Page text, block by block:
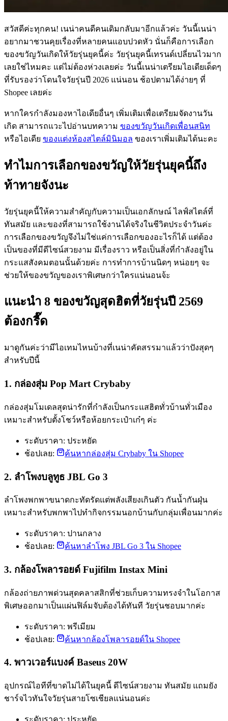
สวัสดีค่ะทุกคน! เนน่าคนดีคนเดิมกลับมาอีกแล้วค่ะ วันนี้เนน่า
อยากมาชวนคุยเรื่องที่หลายคนแอบปวดหัว นั่นก็คือการเลือก
ของขวัญวันเกิดให้วัยรุ่นยุคนี้ค่ะ วัยรุ่นยุคนี้เทรนด์เปลี่ยนไวมาก
เลยใช่ไหมคะ แต่ไม่ต้องห่วงเลยค่ะ วันนี้เนน่าเตรียมไอเดียเด็ดๆ
ที่รับรองว่าโดนใจวัยรุ่นปี 2026 แน่นอน ช้อปตามได้ง่ายๆ ที่
Shopee เลยค่ะ
หากใครกำลังมองหาไอเดียอื่นๆ เพิ่มเติมเพื่อเตรียมจัดงานวัน
เกิด สามารถแวะไปอ่านบทความ ของขวัญวันเกิดเพื่อนสนิท
หรือไอเดีย ของแต่งห้องสไตล์มินิมอล ของเราเพิ่มเติมได้นะคะ
ทำไมการเลือกของขวัญให้วัยรุ่นยุคนี้ถึง
ท้าทายจังนะ
วัยรุ่นยุคนี้ให้ความสำคัญกับความเป็นเอกลักษณ์ ไลฟ์สไตล์ที่
ทันสมัย และของที่สามารถใช้งานได้จริงในชีวิตประจำวันค่ะ
การเลือกของขวัญจึงไม่ใช่แค่การเลือกของอะไรก็ได้ แต่ต้อง
เป็นของที่มีดีไซน์สวยงาม มีเรื่องราว หรือเป็นสิ่งที่กำลังอยู่ใน
กระแสสังคมตอนนั้นด้วยค่ะ การทำการบ้านนิดๆ หน่อยๆ จะ
ช่วยให้ของขวัญของเราพิเศษกว่าใครแน่นอนจ้ะ
แนะนำ 8 ของขวัญสุดฮิตที่วัยรุ่นปี 2569
ต้องกรี๊ด
มาดูกันค่ะว่ามีไอเทมไหนบ้างที่เนน่าคัดสรรมาแล้วว่าปังสุดๆ
สำหรับปีนี้
1. กล่องสุ่ม Pop Mart Crybaby
กล่องสุ่มโมเดลสุดน่ารักที่กำลังเป็นกระแสฮิตทั่วบ้านทั่วเมือง
เหมาะสำหรับตั้งโชว์หรือห้อยกระเป๋าเก๋ๆ ค่ะ
ระดับราคา: ประหยัด
ช้อปเลย:
ค้นหากล่องสุ่ม Crybaby ใน Shopee
2. ลำโพงบลูทูธ JBL Go 3
ลำโพงพกพาขนาดกะทัดรัดแต่พลังเสียงเกินตัว กันน้ำกันฝุ่น
เหมาะสำหรับพกพาไปทำกิจกรรมนอกบ้านกับกลุ่มเพื่อนมากค่ะ
ระดับราคา: ปานกลาง
ช้อปเลย:
ค้นหาลำโพง JBL Go 3 ใน Shopee
3. กล้องโพลารอยด์ Fujifilm Instax Mini
กล้องถ่ายภาพด่วนสุดคลาสสิกที่ช่วยเก็บความทรงจำในโอกาส
พิเศษออกมาเป็นแผ่นฟิล์มจับต้องได้ทันที วัยรุ่นชอบมากค่ะ
ระดับราคา: พรีเมียม
ช้อปเลย:
ค้นหากล้องโพลารอยด์ใน Shopee
4. พาวเวอร์แบงค์ Baseus 20W
อุปกรณ์ไอทีที่ขาดไม่ได้ในยุคนี้ ดีไซน์สวยงาม ทันสมัย แถมยัง
ชาร์จไวทันใจวัยรุ่นสายโซเชียลแน่นอนค่ะ
ระดับราคา: ประหยัด